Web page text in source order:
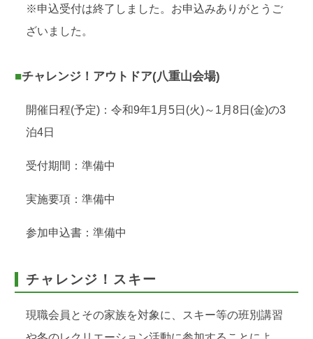
※申込受付は終了しました。お申込みありがとうご
ざいました。
■チャレンジ！アウトドア(八重山会場)
開催日程(予定)：令和9年1月5日(火)～1月8日(金)の3
泊4日
受付期間：準備中
実施要項：準備中
参加申込書：準備中
チャレンジ！スキー
現職会員とその家族を対象に、スキー等の班別講習